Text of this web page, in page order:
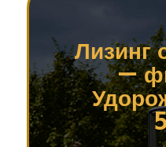
Лизинг
—